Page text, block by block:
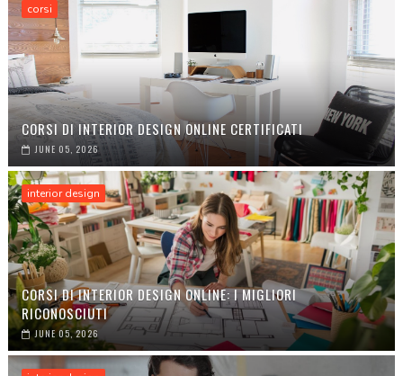
corsi
CORSI DI INTERIOR DESIGN ONLINE CERTIFICATI
JUNE 05, 2026
interior design
CORSI DI INTERIOR DESIGN ONLINE: I MIGLIORI
RICONOSCIUTI
JUNE 05, 2026